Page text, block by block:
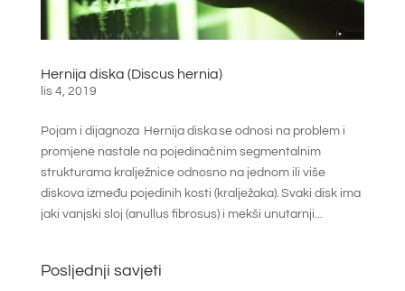
Hernija diska (Discus hernia)
lis 4, 2019
Pojam i dijagnoza Hernija diska se odnosi na problem i
promjene nastale na pojedinačnim segmentalnim
strukturama kralježnice odnosno na jednom ili više
diskova između pojedinih kosti (kralježaka). Svaki disk ima
jaki vanjski sloj (anullus fibrosus) i mekši unutarnji...
Posljednji savjeti